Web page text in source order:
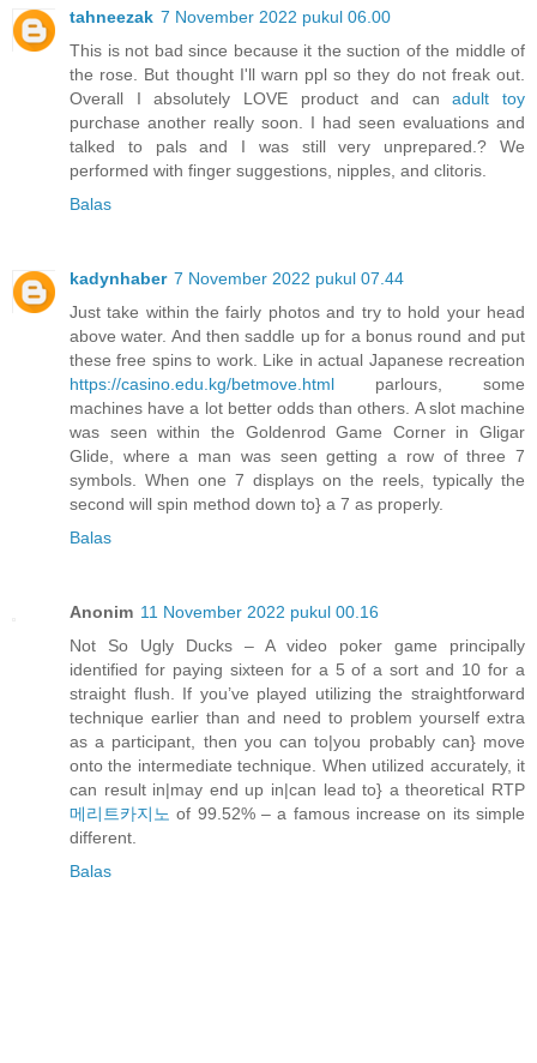
tahneezak 7 November 2022 pukul 06.00
This is not bad since because it the suction of the middle of
the rose. But thought I'll warn ppl so they do not freak out.
Overall I absolutely LOVE product and canadult toy
purchase another really soon. I had seen evaluations and
talked to pals and I was still very unprepared.? We
performed with finger suggestions, nipples, and clitoris.
Balas
kadynhaber 7 November 2022 pukul 07.44
Just take within the fairly photos and try to hold your head
above water. And then saddle up for a bonus round and put
these free spins to work. Like in actual Japanese recreation
https://casino.edu.kg/betmove.html parlours, some
machines have a lot better odds than others. A slot machine
was seen within the Goldenrod Game Corner in Gligar
Glide, where a man was seen getting a row of three 7
symbols. When one 7 displays on the reels, typically the
second will spin method down to} a 7 as properly.
Balas
Anonim 11 November 2022 pukul 00.16
Not So Ugly Ducks – A video poker game principally
identified for paying sixteen for a 5 of a sort and 10 for a
straight flush. If you’ve played utilizing the straightforward
technique earlier than and need to problem yourself extra
as a participant, then you can to|you probably can} move
onto the intermediate technique. When utilized accurately, it
can result in|may end up in|can lead to} a theoretical RTP
메리트카지노 of 99.52% – a famous increase on its simple
different.
Balas